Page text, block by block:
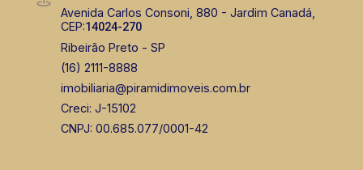
Corretor(a) Online
CORRETOR DE PLANTÃO
Avenida Carlos Consoni, 880 - Jardim Canadá,
CEP:14024-270
Ribeirão Preto - SP
(16) 2111-8888
imobiliaria@piramidimoveis.com.br
Creci: J-15102
CNPJ: 00.685.077/0001-42